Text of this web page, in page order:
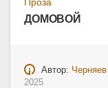
ДОМОВОЙ
Автор:
2025